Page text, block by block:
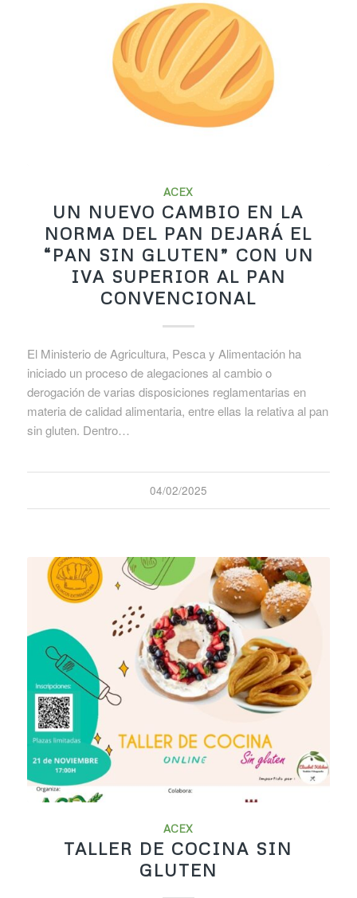
ACEX
UN NUEVO CAMBIO EN LA
NORMA DEL PAN DEJARÁ EL
“PAN SIN GLUTEN” CON UN
IVA SUPERIOR AL PAN
CONVENCIONAL
El Ministerio de Agricultura, Pesca y Alimentación ha
iniciado un proceso de alegaciones al cambio o
derogación de varias disposiciones reglamentarias en
materia de calidad alimentaria, entre ellas la relativa al pan
sin gluten. Dentro…
04/02/2025
ACEX
TALLER DE COCINA SIN
GLUTEN